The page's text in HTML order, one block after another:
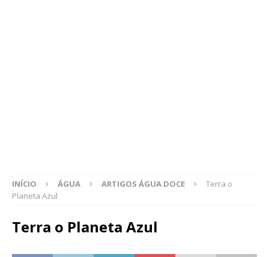
INÍCIO ÁGUA ARTIGOS ÁGUA DOCE
Terra o
Planeta Azul
Terra o Planeta Azul